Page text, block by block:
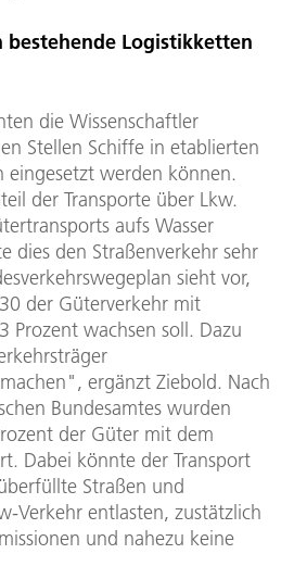
bestehende Logistikketten
die Wissenschaftler
Stellen Schiffe in etablierten
werden können.
der Transporte über Lkw.
aufs Wasser
dies den Straßenverkehr sehr
sieht vor,
der Güterverkehr mit
Prozent wachsen soll. Dazu
ergänzt Ziebold. Nach
Bundesamtes wurden
der Güter mit dem
Dabei könnte der Transport
Straßen und
Verkehr entlasten, zustätzlich
und nahezu keine